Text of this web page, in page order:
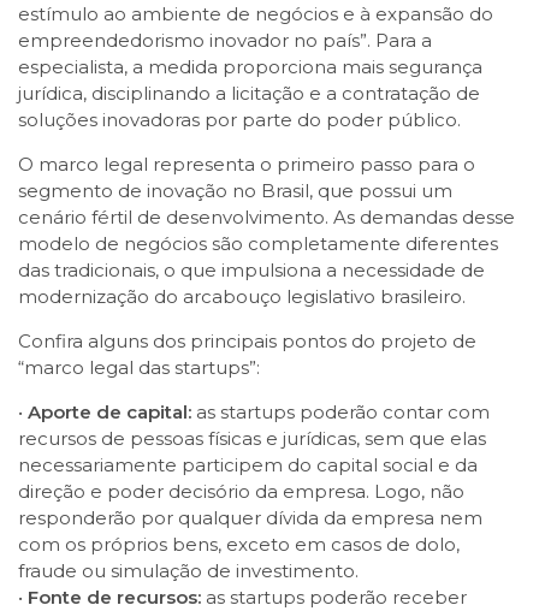
estímulo ao ambiente de negócios e à expansão do
empreendedorismo inovador no país”. Para a
especialista, a medida proporciona mais segurança
jurídica, disciplinando a licitação e a contratação de
soluções inovadoras por parte do poder público.
O marco legal representa o primeiro passo para o
segmento de inovação no Brasil, que possui um
cenário fértil de desenvolvimento. As demandas desse
modelo de negócios são completamente diferentes
das tradicionais, o que impulsiona a necessidade de
modernização do arcabouço legislativo brasileiro.
Confira alguns dos principais pontos do projeto de
“marco legal das startups”:
• Aporte de capital: as startups poderão contar com
recursos de pessoas físicas e jurídicas, sem que elas
necessariamente participem do capital social e da
direção e poder decisório da empresa. Logo, não
responderão por qualquer dívida da empresa nem
com os próprios bens, exceto em casos de dolo,
fraude ou simulação de investimento.
• Fonte de recursos: as startups poderão receber